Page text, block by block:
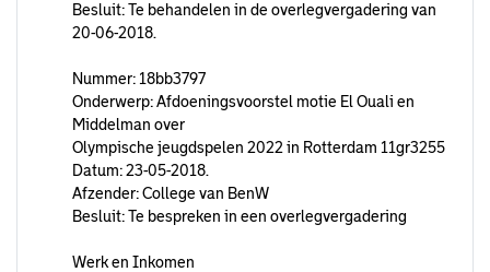
Besluit: Te behandelen in de overlegvergadering van
20-06-2018.
Nummer: 18bb3797
Onderwerp: Afdoeningsvoorstel motie El Ouali en
Middelman over
Olympische jeugdspelen 2022 in Rotterdam 11gr3255
Datum: 23-05-2018.
Afzender: College van BenW
Besluit: Te bespreken in een overlegvergadering
Werk en Inkomen